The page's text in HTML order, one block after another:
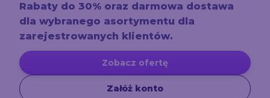
Rabaty do 30% oraz darmowa dostawa
dla wybranego asortymentu dla
zarejestrowanych klientów.
Zobacz ofertę
Załóż konto